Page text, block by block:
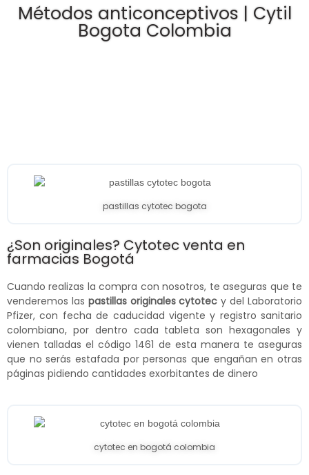
Métodos anticonceptivos | Cytil
Bogota Colombia
pastillas cytotec bogota
¿Son originales? Cytotec venta en
farmacias Bogotá
Cuando realizas la compra con nosotros, te aseguras que te
venderemos las pastillas originales cytotec y del Laboratorio
Pfizer, con fecha de caducidad vigente y registro sanitario
colombiano, por dentro cada tableta son hexagonales y
vienen talladas el código 1461 de esta manera te aseguras
que no serás estafada por personas que engañan en otras
páginas pidiendo cantidades exorbitantes de dinero
cytotec en bogotá colombia